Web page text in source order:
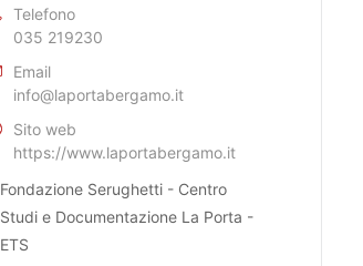
Telefono
035 219230
Email
info@laportabergamo.it
Sito web
https://www.laportabergamo.it
Fondazione Serughetti - Centro
Studi e Documentazione La Porta -
ETS